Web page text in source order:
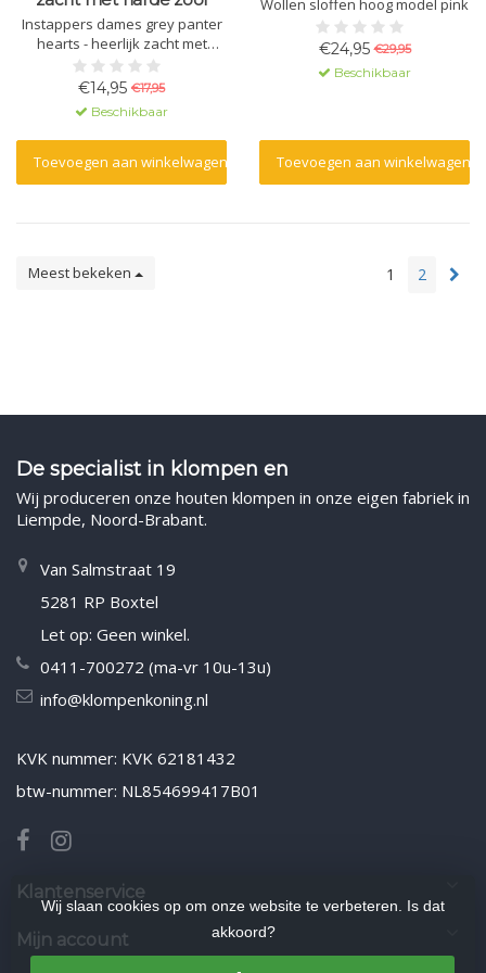
Instappers dames grey panter
hearts - heerlijk zacht met
harde zool
€14,95 €17,95
Beschikbaar
Toevoegen aan winkelwagen
Wollen sloffen hoog model pink
€24,95 €29,95
Beschikbaar
Toevoegen aan winkelwagen
Meest bekeken 1 2
De specialist in klompen en
Wij produceren onze houten klompen in onze eigen fabriek in
Liempde, Noord-Brabant.
Van Salmstraat 19
5281 RP Boxtel
Let op: Geen winkel.
0411-700272 (ma-vr 10u-13u)
info@klompenkoning.nl
KVK nummer: KVK 62181432
btw-nummer: NL854699417B01
Klantenservice
Mijn account
Wij slaan cookies op om onze website te verbeteren. Is dat
akkoord?